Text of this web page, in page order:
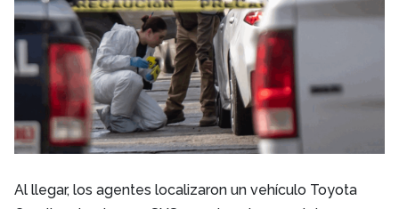
Al llegar, los agentes localizaron un vehículo Toyota